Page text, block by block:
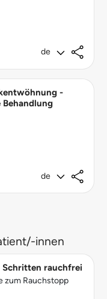
de
-
Behandlung
de
innen
Schritten rauchfrei
zum Rauchstopp